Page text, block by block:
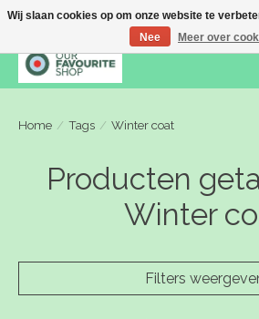
Home / Tags / Winter coat
Producten
Winter
Filters
Wij slaan cookies op om onze website te
Nee
Meer over